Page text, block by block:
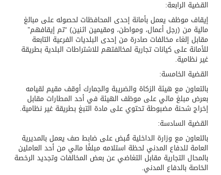
القضية الرابعة:
إيقاف موظف يعمل بأمانة إحدى المحافظات لحصوله على مبالغ
مالية من (رجل أعمال، ومواطن، ومقيمين اثنين) “تم إيقافهم”
مقابل إلغاء مخالفات صادرة من إحدى البلديات الفرعية التابعة
للأمانة على كيانات تجارية لمخالفتهم للاشتراطات البلدية بطريقة
غير نظامية.
القضية الخامسة:
بالتعاون مع هيئة الزكاة والضريبة والجمارك أوقف مقيم لقيامه
بعرض مبلغ مالي على موظف الهيئة في أحد المطارات مقابل
إخراج شحنة مضبوطة تحتوي على مادة التبغ بطريقة غير نظامية.
القضية السادسة:
بالتعاون مع وزارة الداخلية قُبض على ضابط صف يعمل بالمديرية
العامة للدفاع المدني لحظة استلامه مبلغًا مالي من أحد العاملين
بالمحال التجارية مقابل التغاضي عن بعض المخالفات وتجديد الرخصة
الخاصة بالدفاع المدني.